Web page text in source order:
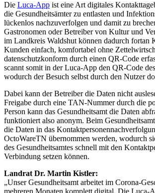
Die Luca-App ist eine Art digitales
die Gesundheitsämter zu entlasten und
lückenlos nachzuverfolgen und damit zu
Gastronomen oder Betreiber von Kultur und
im Landkreis Waldshut können dadurch fortan
Kunden einfach, komfortabel ohne
datenschutzkonform durch einen QR-Code
scannt somit in der Luca-App den QR-Code
wodurch der Besuch selbst durch den Nutzer
Dabei kann der Betreiber die Daten nicht
Freigabe durch eine TAN-Nummer durch die
Person kann das Gesundheitsamt die Daten
funktioniert also anonym. Beim
die Daten in das
OctoWareTN übernommen werden, wodurch
des Gesundheitsamtes schnell mit den
Verbindung setzen können.
Landrat Dr. Martin Kistler:
„Unser Gesundheitsamt arbeitet im Corona-